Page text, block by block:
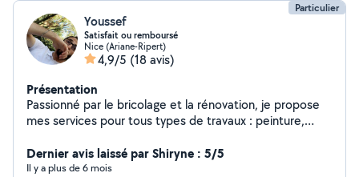
Particulier
Youssef
Satisfait ou remboursé
Nice (Ariane-Ripert)
4,9/5 (18 avis)
Présentation
Passionné par le bricolage et la rénovation, je propose
mes services pour tous types de travaux : peinture,
petites réparations, etc. Sérieux, ponctuel et
méticuleux, je m'engage à fournir un travail propre et
Dernier avis laissé par Shiryne : 5/5
Il y a plus de 6 mois